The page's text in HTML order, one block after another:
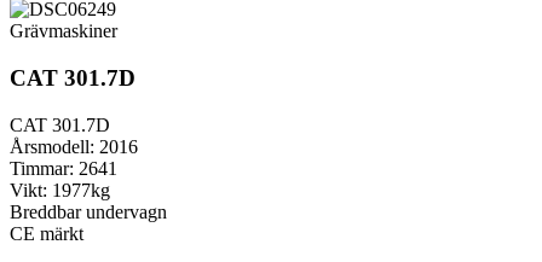
Grävmaskiner
CAT 301.7D
CAT 301.7D
Årsmodell: 2016
Timmar: 2641
Vikt: 1977kg
Breddbar undervagn
CE märkt